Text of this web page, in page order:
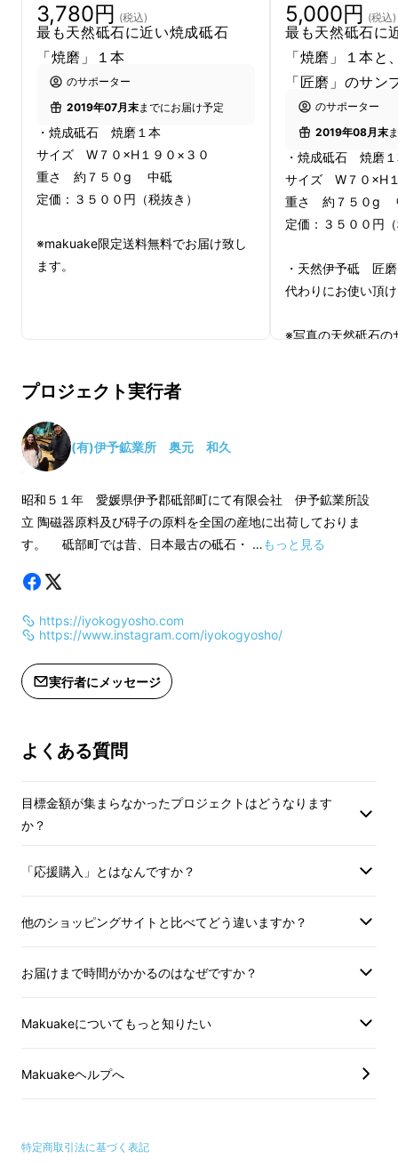
一、研磨力、磨き感に優れている
一、返りが出にくい
一、刃先が鋭利に仕上がる
一、刃もちが良い
こちらの動画で、切れ味が悪くなった包丁を焼
成砥石「焼磨」で研ぐと、どれほど切れ味が変
わるのかを実験しています。是非ご確認くださ
焼成砥石「焼磨」の誕生
一般家庭からプロの職人さんまで、全ての人に
愛される砥石をつくろう！
試行錯誤のなか独自の練りと焼温度を追求し、
全て天然の素材を使用した、
い焼成砥石「焼磨 (しょうま)」 の開発に成功
3,780円 (税込)
最も天然砥石に近い焼成砥石
「焼磨」１本
のサポーター
2019年07月末までにお届け予定
・焼成砥石 焼磨１本
サイズ W７０×H１９０×３０
重さ 約７５０g 中砥
定価：３５００円（税抜き）
※makuake限定送料無料でお届け致し
ます。
5,000円 (税込)
最も天然砥石に
「焼磨」１本と
「匠磨」のサン
のサポーター
2019年08月末
・焼成砥石
サイズ W７０×H
重さ 約７５０g
定価：３５００円
・天然伊予砥 匠
代わりにお使い頂
※写真の天然砥石の
プロジェクト実行者
(有)伊予鉱業所 奥元 和久
昭和５１年 愛媛県伊予郡砥部町にて有限会社 伊予鉱業所設
立 陶磁器原料及び碍子の原料を全国の産地に出荷しておりま
す。 砥部町では昔、日本最古の砥石・ …もっと見る
https://iyokogyosho.com
https://www.instagram.com/iyokogyosho/
実行者にメッセージ
よくある質問
目標金額が集まらなかったプロジェクトはどうなります
か？
「応援購入」とはなんですか？
他のショッピングサイトと比べてどう違いますか？
お届けまで時間がかかるのはなぜですか？
Makuakeについてもっと知りたい
Makuakeヘルプへ
特定商取引法に基づく表記